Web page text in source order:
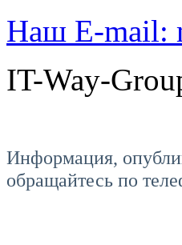
Наш E-mail:
IT-Way-
Информация,
обращайтесь по